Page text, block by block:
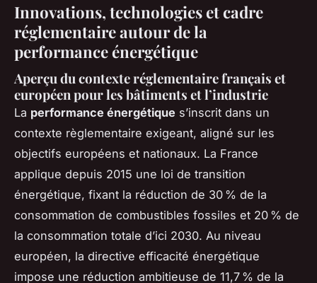
Innovations, technologies et cadre
réglementaire autour de la
performance énergétique
Aperçu du contexte réglementaire français et
européen pour les bâtiments et l’industrie
La performance énergétique s’inscrit dans un
contexte règlementaire exigeant, aligné sur les
objectifs européens et nationaux. La France
applique depuis 2015 une loi de transition
énergétique, fixant la réduction de 30 % de la
consommation de combustibles fossiles et 20 % de
la consommation totale d’ici 2030. Au niveau
européen, la directive efficacité énergétique
impose une réduction ambitieuse de 11,7 % de la